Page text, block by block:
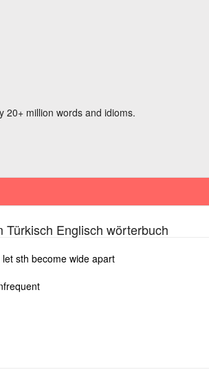
20+ million words and idioms.
Türkisch Englisch wörterbuch
sth become wide apart